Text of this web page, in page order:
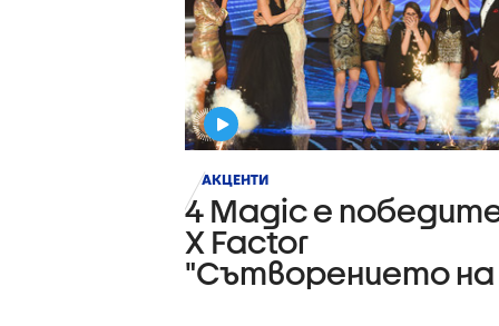
АКЦЕНТИ
4 Magic е
X Factor
"Сътворението на